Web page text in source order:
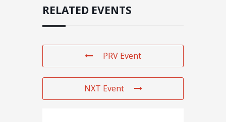
RELATED EVENTS
PRV Event
NXT Event